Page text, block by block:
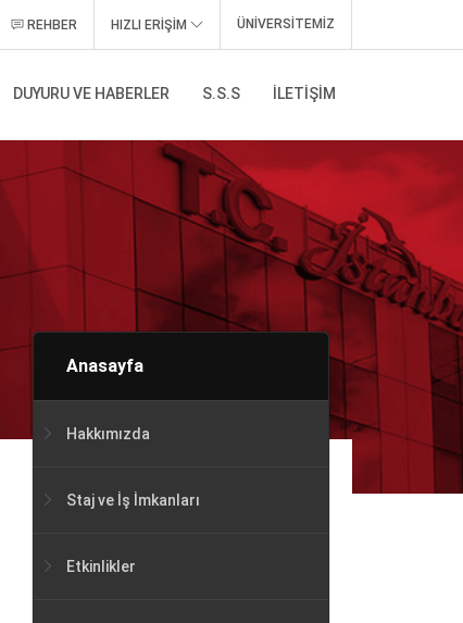
REHBER HIZLI ERİŞİM ÜNİVERSİTEMİZ
DUYURU VE HABERLER S.S.S İLETIŞIM
Anasayfa
Hakkımızda
Staj ve İş İmkanları
Etkinlikler